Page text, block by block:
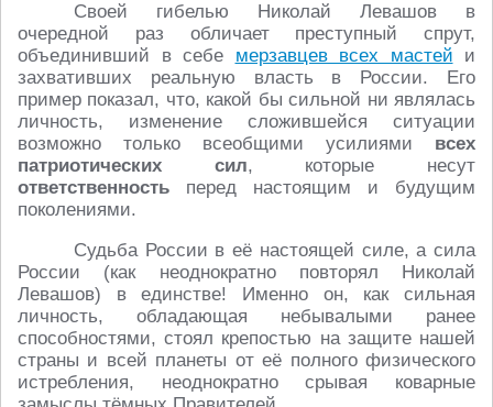
Своей гибелью Николай Левашов в
очередной раз обличает преступный спрут,
объединивший в себе мерзавцев всех мастей и
захвативших реальную власть в России. Его
пример показал, что, какой бы сильной ни являлась
личность, изменение сложившейся ситуации
возможно только всеобщими усилиями всех
патриотических сил, которые несут
ответственность перед настоящим и будущим
поколениями.
Судьба России в её настоящей силе, а сила
России (как неоднократно повторял Николай
Левашов) в единстве! Именно он, как сильная
личность, обладающая небывалыми ранее
способностями, стоял крепостью на защите нашей
страны и всей планеты от её полного физического
истребления, неоднократно срывая коварные